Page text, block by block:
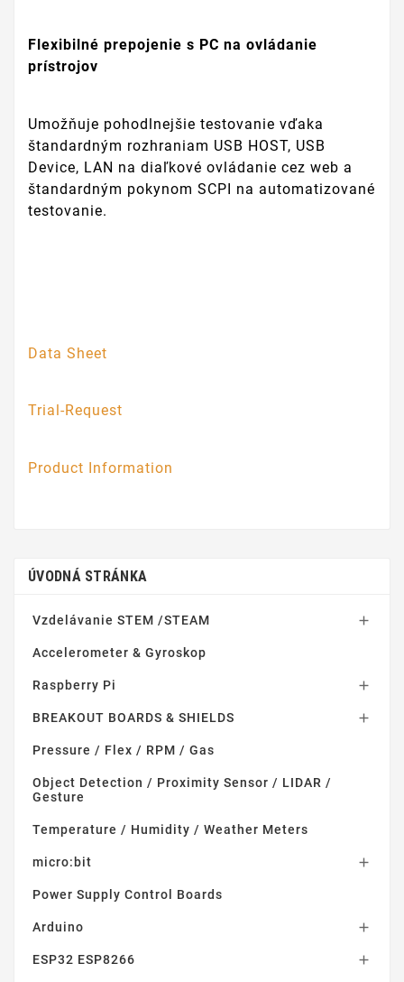
Flexibilné prepojenie s PC na ovládanie
prístrojov
Umožňuje pohodlnejšie testovanie vďaka
štandardným rozhraniam USB HOST, USB
Device, LAN na diaľkové ovládanie cez web a
štandardným pokynom SCPI na automatizované
testovanie.
Data Sheet
Trial-Request
Product Information
ÚVODNÁ STRÁNKA
Vzdelávanie STEM /STEAM 
Accelerometer & Gyroskop
Raspberry Pi 
BREAKOUT BOARDS & SHIELDS 
Pressure / Flex / RPM / Gas
Object Detection / Proximity Sensor / LIDAR /
Gesture
Temperature / Humidity / Weather Meters
micro:bit 
Power Supply Control Boards
Arduino 
ESP32 ESP8266 